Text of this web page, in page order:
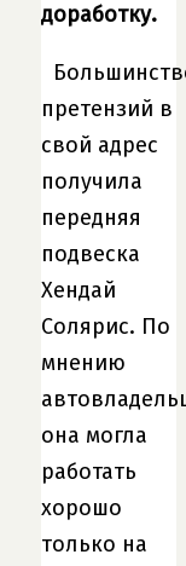
доработку.
претензий в
свой адрес
получила
передняя
подвеска
Хендай
Солярис. По
мнению
она могла
работать
хорошо
только на